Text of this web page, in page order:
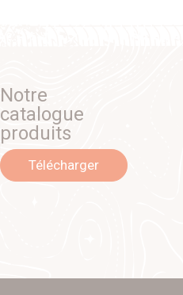
Notre
catalogue
produits
Télécharger